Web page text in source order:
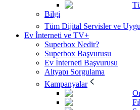
Bilgi
Tüm Dijital Servisler ve
Ev İnterneti ve TV+
Superbox Nedir?
Superbox Başvurusu
Ev İnterneti Başvurusu
Altyapı Sorgulama
Kampanyalar